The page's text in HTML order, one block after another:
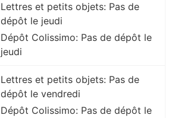
Lettres et petits objets: Pas de
dépôt le jeudi
Dépôt Colissimo: Pas de dépôt le
jeudi
Lettres et petits objets: Pas de
dépôt le vendredi
Dépôt Colissimo: Pas de dépôt le